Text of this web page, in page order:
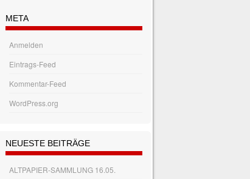
META
Anmelden
Eintrags-Feed
Kommentar-Feed
WordPress.org
NEUESTE BEITRÄGE
ALTPAPIER-SAMMLUNG 16.05.